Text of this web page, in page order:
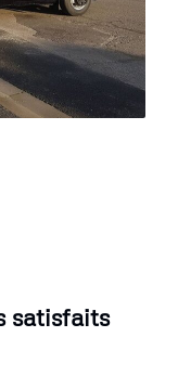
satisfaits